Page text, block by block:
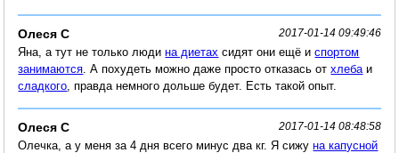
Олеся С 2017-01-14 09:49:46
Яна, а тут не только людина диетах сидят они ещё испортом
занимаются . А похудеть можно даже просто отказась отхлеба и
сладкого , правда немного дольше будет. Есть такой опыт.
Олеся С 2017-01-14 08:48:58
Олечка, а у меня за 4 дня всего минус два кг. Я сижуна капусной